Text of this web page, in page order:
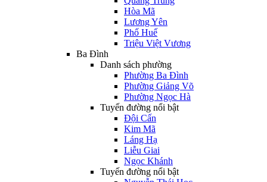
Hòa Mã
Lương Yên
Phố Huế
Triệu Việt Vương
Ba Đình
Danh sách phường
Phường Ba Đình
Phường Giảng Võ
Phường Ngọc Hà
Tuyến đường nổi bật
Đội Cấn
Kim Mã
Láng Hạ
Liễu Giai
Ngọc Khánh
Tuyến đường nổi bật